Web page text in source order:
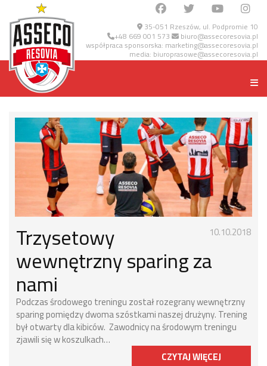
35-051 Rzeszów, ul. Podpromie 10
+48 669 001 573 biuro@assecoresovia.pl
współpraca sponsorska: marketing@assecoresovia.pl
media: biuroprasowe@assecoresovia.pl
10.10.2018
Trzysetowy
wewnętrzny sparing za
nami
Podczas środowego treningu został rozegrany wewnętrzny
sparing pomiędzy dwoma szóstkami naszej drużyny. Trening
był otwarty dla kibiców. Zawodnicy na środowym treningu
zjawili się w koszulkach…
CZYTAJ WIĘCEJ